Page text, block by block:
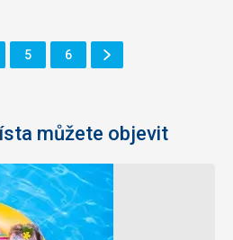
Stránka
5 Stránka
6
Další
Stránka
můžete objevit